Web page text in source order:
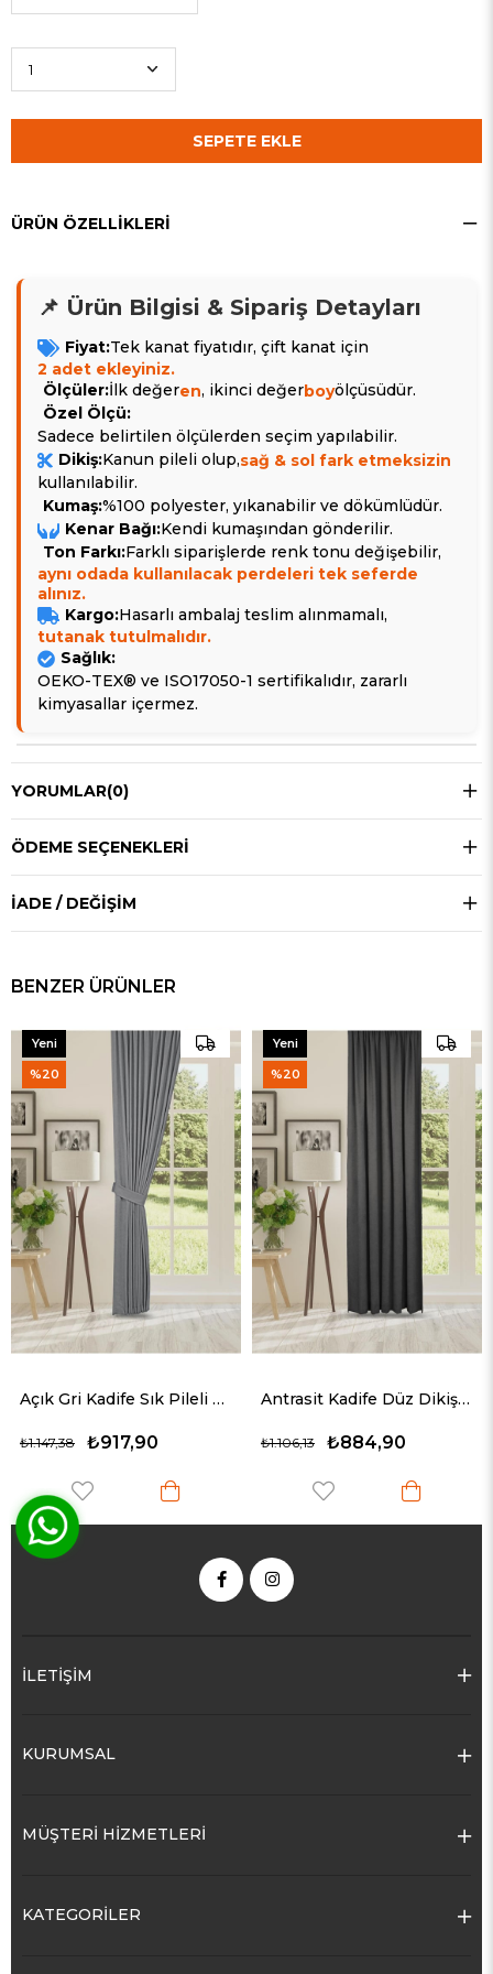
ÜRÜN ÖZELLIKLERI
📌 Ürün Bilgisi & Sipariş Detayları
Fiyat:Tek kanat fiyatıdır, çift kanat için
2 adet ekleyiniz.
Ölçüler:İlk değeren, ikinci değerboyölçüsüdür.
Özel Ölçü:
Sadece belirtilen ölçülerden seçim yapılabilir.
Dikiş:Kanun pileli olup,sağ & sol fark etmeksizin
kullanılabilir.
Kumaş:%100 polyester, yıkanabilir ve dökümlüdür.
Kenar Bağı:Kendi kumaşından gönderilir.
Ton Farkı:Farklı siparişlerde renk tonu değişebilir,
aynı odada kullanılacak perdeleri tek seferde
alınız.
Kargo:Hasarlı ambalaj teslim alınmamalı,
tutanak tutulmalıdır.
Sağlık:
OEKO-TEX® ve ISO17050-1 sertifikalıdır, zararlı
kimyasallar içermez.
YORUMLAR(0)
ÖDEME SEÇENEKLERI
İADE / DEĞIŞIM
BENZER ÜRÜNLER
Açık Gri Kadife Sık Pileli Fon Perde (1x3) Antrasit Kadife Düz Dikiş Ekstrafor Büzgülü Fon Perde
₺884,90
₺1.106,13
₺807,90
₺1.009,88
İLETİŞİM
KURUMSAL
MÜŞTERİ HİZMETLERİ
KATEGORİLER